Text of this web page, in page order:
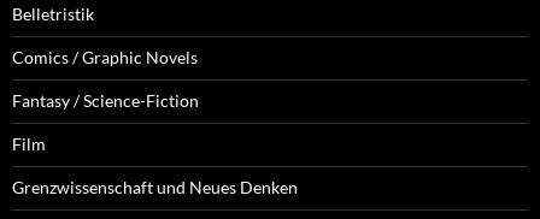
Belletristik
Comics / Graphic Novels
Fantasy / Science-Fiction
Film
Grenzwissenschaft und Neues Denken